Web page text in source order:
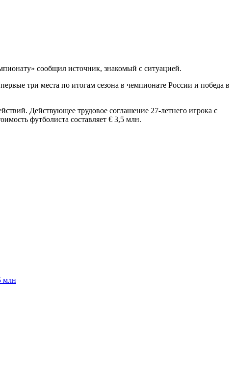
сообщил источник, знакомый с ситуацией.
три места по итогам сезона в чемпионате России и победа в
Действующее трудовое соглашение 27-летнего игрока с
футболиста составляет € 3,5 млн.
млн